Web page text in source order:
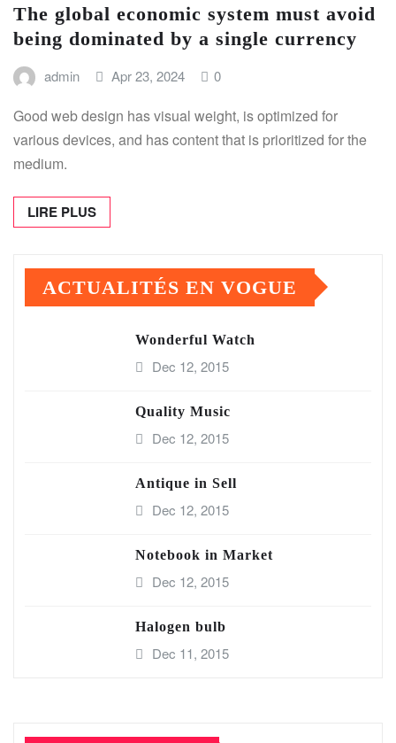
The global economic system must avoid
being dominated by a single currency
admin Apr 23, 2024 0
Good web design has visual weight, is optimized for
various devices, and has content that is prioritized for the
medium.
LIRE PLUS
ACTUALITÉS EN VOGUE
Wonderful Watch
Dec 12, 2015
Quality Music
Dec 12, 2015
Antique in Sell
Dec 12, 2015
Notebook in Market
Dec 12, 2015
Halogen bulb
Dec 11, 2015